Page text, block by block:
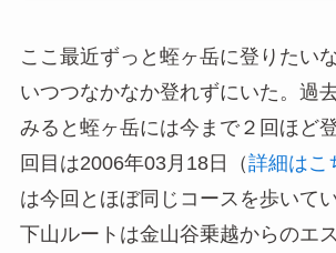
ここ最近ずっと蛭ヶ岳に登りたい
いつつなかなか登れずにいた。過
みると蛭ヶ岳には今まで２回ほど
回目は2006年03月18日（詳細はこ
は今回とほぼ同じコースを歩いて
下山ルートは金山谷乗越からのエ